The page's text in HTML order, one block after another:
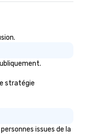
stratégie
issues de la